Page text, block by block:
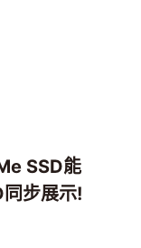
SSD能
步展示!